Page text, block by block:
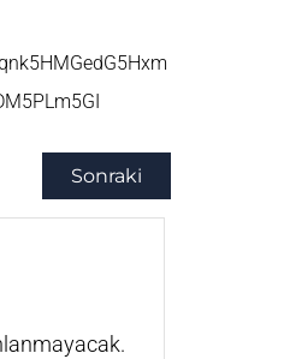
Sonraki